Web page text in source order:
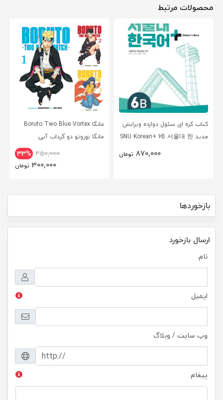
محصولات مرتبط
کتاب کره ای سئول دوازده ویرایش
جدید SNU Korean+ 6B 서울대 한
870,000 تومان
مانگا Boruto Two Blue Vortex
مانگا بوروتو دو گرداب آبی
33% 450,000
300,000 تومان
بازخوردها
ارسال بازخورد
نام
ایمیل
وب سایت / وبلاگ
پیغام